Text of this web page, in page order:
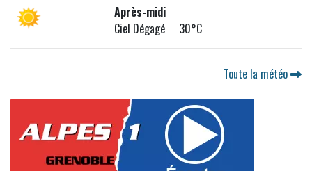
Après-midi
Ciel Dégagé 30°C
Toute la météo